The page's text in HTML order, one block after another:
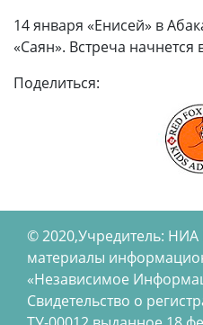
14 января «Енисей» в
«Саян». Встреча начнется
Поделиться:
© 2020,Учредитель:
материалы
«Независимое
Свидетельство о